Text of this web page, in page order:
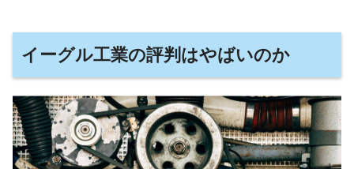
イーグル工業の評判はやばいのか